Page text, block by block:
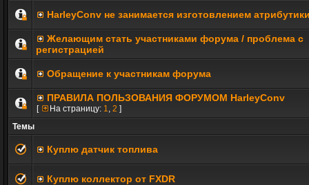
HarleyConv не занимается изготовлением
Желающим стать участниками форума / проблема с
регистрацией
Обращение к участникам форума
ПРАВИЛА ПОЛЬЗОВАНИЯ ФОРУМОМ HarleyConv
[ На страницу: 1, 2 ]
Темы
Куплю датчик топлива
Куплю коллектор от FXDR